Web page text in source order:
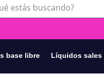
base libre Líquidos